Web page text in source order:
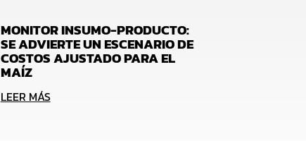
MONITOR INSUMO-PRODUCTO:
SE ADVIERTE UN ESCENARIO DE
COSTOS AJUSTADO PARA EL
MAÍZ
LEER MÁS